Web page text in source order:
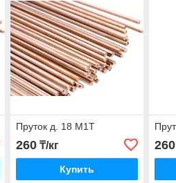
Пруток д. 18 М1Т
260₸/кг
Купить
260